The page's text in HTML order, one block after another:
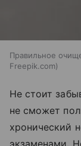
Правильное
Freepik.com
Не стоит
не сможет
хронический
экзаменами.